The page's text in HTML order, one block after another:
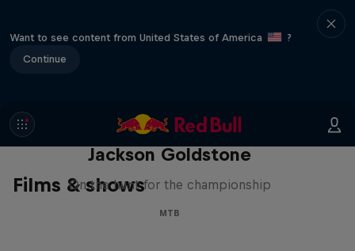
Want to see content from United States of America
?
Continue
Films & shows
The Search for Milliseconds:
Jackson Goldstone
On the hunt for the championship
MTB